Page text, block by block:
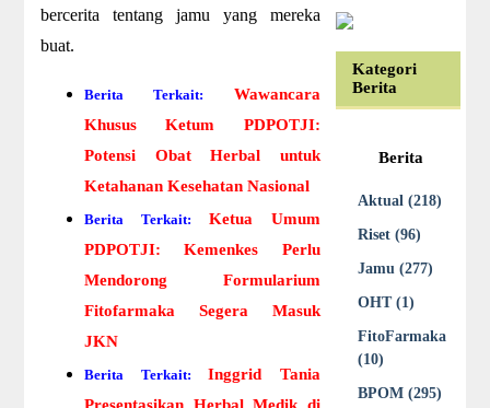
bercerita tentang jamu yang mereka
buat.
Berita Terkait: Wawancara
Khusus Ketum PDPOTJI:
Potensi Obat Herbal untuk
Ketahanan Kesehatan Nasional
Berita Terkait: Ketua Umum
PDPOTJI: Kemenkes Perlu
Mendorong Formularium
Fitofarmaka Segera Masuk
JKN
Berita Terkait: Inggrid Tania
Kategori
Berita
Berita
Aktual (218)
Riset (96)
Jamu (277)
OHT (1)
FitoFarmaka
(10)
BPOM (295)